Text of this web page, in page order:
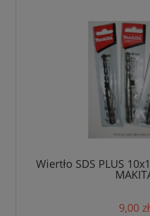
Wiertło SDS PLUS
9,00 zł